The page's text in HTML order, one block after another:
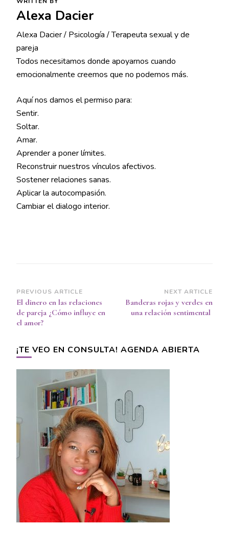
Alexa Dacier
Alexa Dacier / Psicología / Terapeuta sexual y de
pareja
Todos necesitamos donde apoyarnos cuando
emocionalmente creemos que no podemos más.
Aquí nos damos el permiso para:
Sentir.
Soltar.
Amar.
Aprender a poner límites.
Reconstruir nuestros vínculos afectivos.
Sostener relaciones sanas.
Aplicar la autocompasión.
Cambiar el dialogo interior.
Post
Navigation
PREVIOUS ARTICLE
El dinero en las relaciones
de pareja ¿Cómo influye en
el amor?
NEXT ARTICLE
Banderas rojas y verdes en
una relación sentimental
¡TE VEO EN CONSULTA! AGENDA ABIERTA